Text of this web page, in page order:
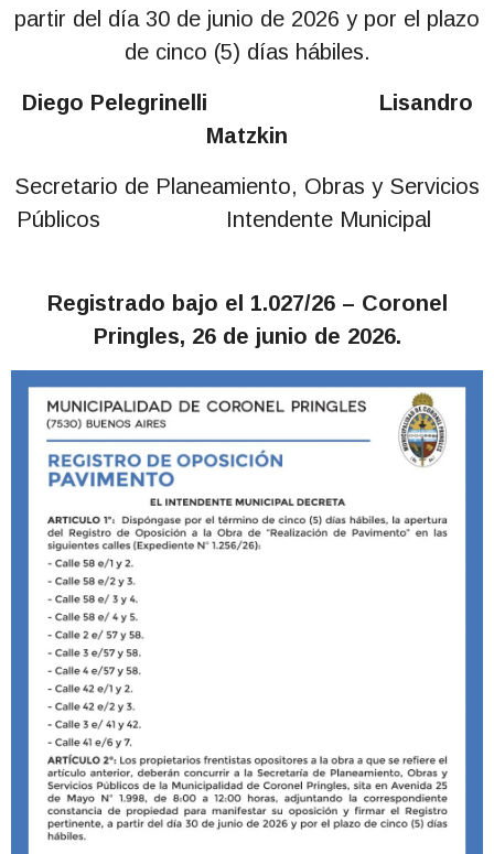
partir del día 30 de junio de 2026 y por el plazo
de cinco (5) días hábiles.
Diego Pelegrinelli Lisandro
Matzkin
Secretario de Planeamiento, Obras y Servicios
Públicos Intendente Municipal
Registrado bajo el 1.027/26 – Coronel
Pringles, 26 de junio de 2026.